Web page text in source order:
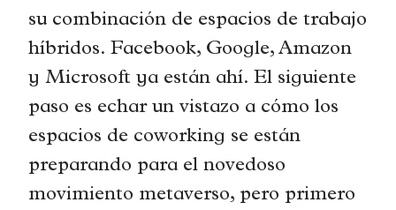
su combinación de espacios de trabajo
híbridos. Facebook, Google, Amazon
y Microsoft ya están ahí. El siguiente
paso es echar un vistazo a cómo los
espacios de coworking se están
preparando para el novedoso
movimiento metaverso, pero primero